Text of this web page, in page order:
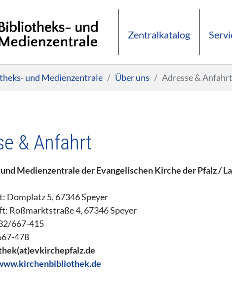
Zentralkatalog
und Medienzentrale Über uns Adresse & Anfahrt
& Anfahrt
Medienzentrale der Evangelischen Kirche der Pfalz /
Domplatz 5, 67346 Speyer
Roßmarktstraße 4, 67346 Speyer
667-415
478